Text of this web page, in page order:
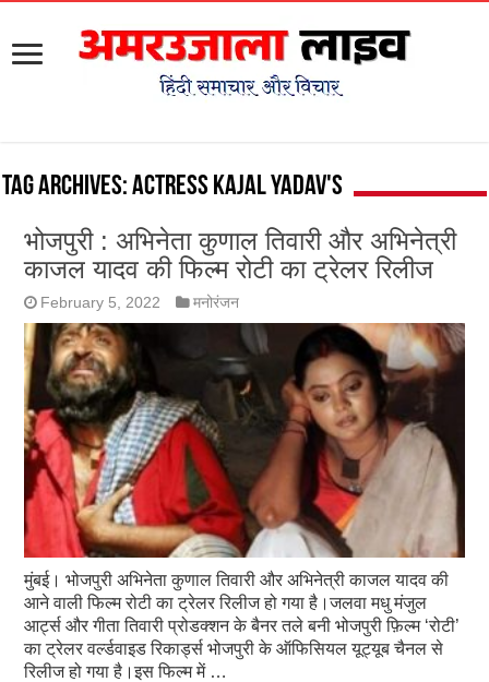
Tag Archives:actress Kajal Yadav's
भोजपुरी : अभिनेता कुणाल तिवारी और अभिनेत्री
काजल यादव की फिल्म रोटी का ट्रेलर रिलीज
February 5, 2022 मनोरंजन
मुंबई। भोजपुरी अभिनेता कुणाल तिवारी और अभिनेत्री काजल यादव की
आने वाली फिल्म रोटी का ट्रेलर रिलीज हो गया है।जलवा मधु मंजुल
आर्ट्स और गीता तिवारी प्रोडक्शन के बैनर तले बनी भोजपुरी फ़िल्म ‘रोटी’
का ट्रेलर वर्ल्डवाइड रिकार्ड्स भोजपुरी के ऑफिसियल यूट्यूब चैनल से
रिलीज हो गया है।इस फिल्म में …